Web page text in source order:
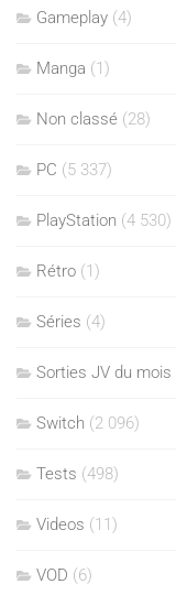
Gameplay (4)
Manga (1)
Non classé (28)
PC (5 337)
PlayStation (4 530)
Rétro (1)
Séries (4)
Sorties JV du mois
Switch (2 096)
Tests (498)
Videos (11)
VOD (6)